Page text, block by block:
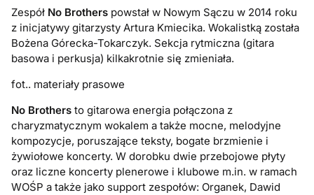
Zespół No Brothers powstał w Nowym Sączu w 2014 roku
z inicjatywy gitarzysty Artura Kmiecika. Wokalistką została
Bożena Górecka-Tokarczyk. Sekcja rytmiczna (gitara
basowa i perkusja) kilkakrotnie się zmieniała.
fot.. materiały prasowe
No Brothers to gitarowa energia połączona z
charyzmatycznym wokalem a także mocne, melodyjne
kompozycje, poruszające teksty, bogate brzmienie i
żywiołowe koncerty. W dorobku dwie przebojowe płyty
oraz liczne koncerty plenerowe i klubowe m.in. w ramach
WOŚP a także jako support zespołów: Organek, Dawid